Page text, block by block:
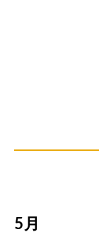
5月